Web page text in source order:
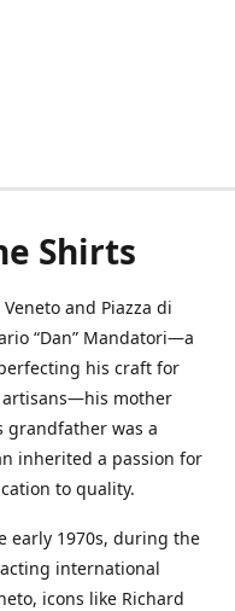
Shirts
and Piazza di
“Dan” Mandatori—a
his craft for
artisans—his mother
grandfather was a
inherited a passion for
to quality.
early 1970s, during the
international
icons like Richard